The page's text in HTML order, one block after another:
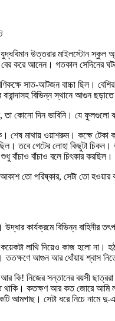
যুদ্ধবিমান উত্তরার মাইলস্টোন
করে আনেন। গতকাল সেদিনের
সাত-আটজন বাচ্চা ছিল।
বিভিন্ন স্থানে আগুন
কোনো দিন ভাবিনি। যে ফুলগুলো
শেষ মাথায় ওয়াশরুম। কক্ষে
তবে গেটের লোহা কিছুটা
বাঁচাও বাঁচাও বলে চিৎকার করছিল।
তো পরিষ্কার, সেটা তো
কার্যক্রমে বিভিন্ন বাহিনীর
লাথি দিয়েও কাজ হলো না।
আগুন আর ধোঁয়ায় শ্বাস নিতে
আর কি! নিজের সন্তানের বয়সী
থাকি। কতক্ষণ আর কত জোরে আমি
আমগাছ। সেটা ধরে নিচে নামে